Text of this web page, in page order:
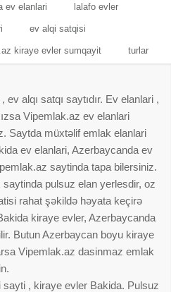
ev elanlari lalafo evler
ev alqi satqisi
kiraye evler sumqayit turlar
alqı satqı saytıdır. Ev elanlari ,
Vipemlak.az ev elanlari
Saytda müxtəlif emlak elanlari
ev elanlari, Azerbaycanda ev
saytinda tapa bilersiniz.
pulsuz elan yerlesdir, oz
rahat şəkildə həyata keçirə
kiraye evler, Azerbaycanda
Butun Azerbaycan boyu kiraye
Vipemlak.az dasinmaz emlak
, kiraye evler Bakida. Pulsuz